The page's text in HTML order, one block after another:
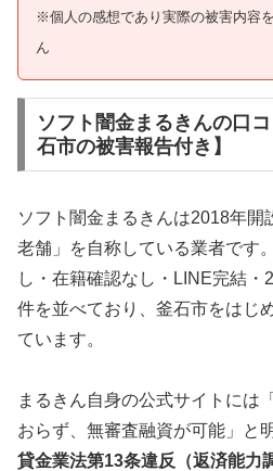
※個人の感想であり実際の被害内容
ん
ソフト闇金まるきんの口
石市の被害報告付き】
ソフト闇金まるきんは2018年開
老舗」を自称している業者です
し・在籍確認なし・LINE完結・
件を並べており、釜石市をはじ
ています。
まるきん自身の公式サイトには
おらず、無審査融資が可能」と
貸金業法第13条違反（返済能力